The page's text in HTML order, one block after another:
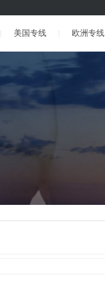
美国专线 欧洲专线